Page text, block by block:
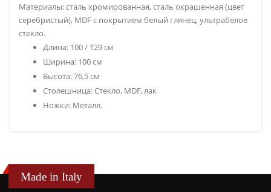
Материалы: сталь хромированная, сталь окрашенная (цвет
серебристый), MDF с покрытием белый глянец, ультрабелое
стекло.
Длина: 100 / 129 см
Ширина: 100 см
Высота: 76,5 см
Столешница: Стекло, MDF, лак
Ножки: Металл.
Made in Italy